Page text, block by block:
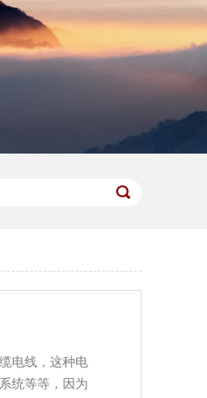
电线，这种电
统等等，因为